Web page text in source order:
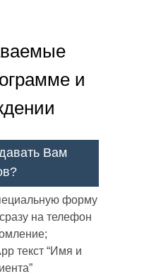
Вам
форму
на телефон
текст “Имя и
и